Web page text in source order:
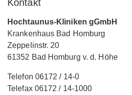
Kontakt
Hochtaunus-Kliniken gGmbH
Krankenhaus Bad Homburg
Zeppelinstr. 20
61352 Bad Homburg v. d. Höhe
Telefon 06172 / 14-0
Telefax 06172 / 14-1000